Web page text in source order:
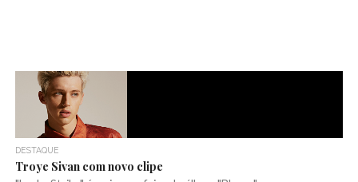
DESTAQUE
Troye Sivan com novo clipe